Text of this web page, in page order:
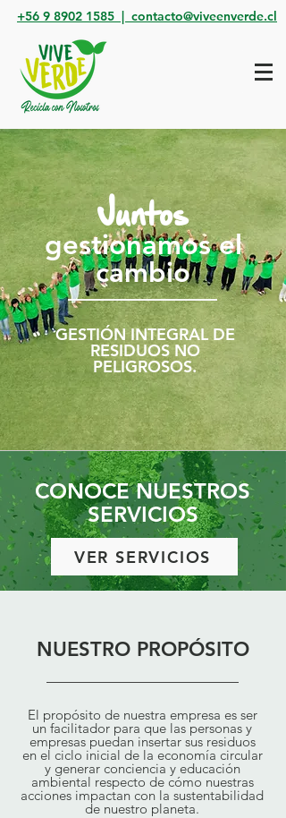
+56 9 8902 1585 | contacto@viveenverde.cl
Juntos
gestionamos el
cambio
GESTIÓN INTEGRAL DE
RESIDUOS NO
PELIGROSOS.
CONOCE NUESTROS
SERVICIOS
VER SERVICIOS
NUESTRO PROPÓSITO
El propósito de nuestra empresa es ser
un facilitador para que las personas y
empresas puedan insertar sus residuos
en el ciclo inicial de la economía circular
y generar conciencia y educación
ambiental respecto de cómo nuestras
acciones impactan con la sustentabilidad
de nuestro planeta.